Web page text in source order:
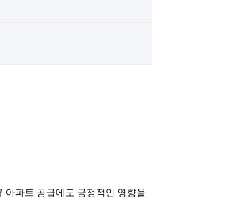
아파트 공급에도 긍정적인 영향을